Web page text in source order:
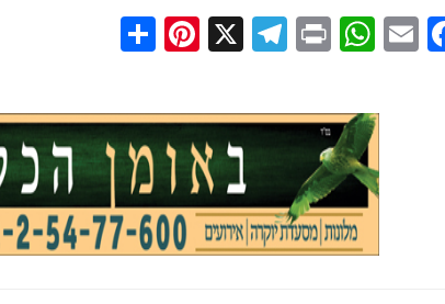
Facebook
Email
WhatsApp
Print
Telegram
Pinterest